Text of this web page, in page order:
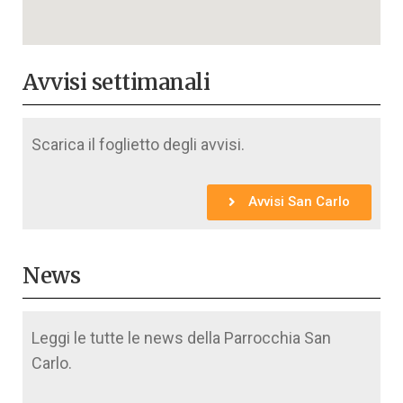
Avvisi settimanali
Scarica il foglietto degli avvisi.
Avvisi San Carlo
News
Leggi le tutte le news della Parrocchia San
Carlo.